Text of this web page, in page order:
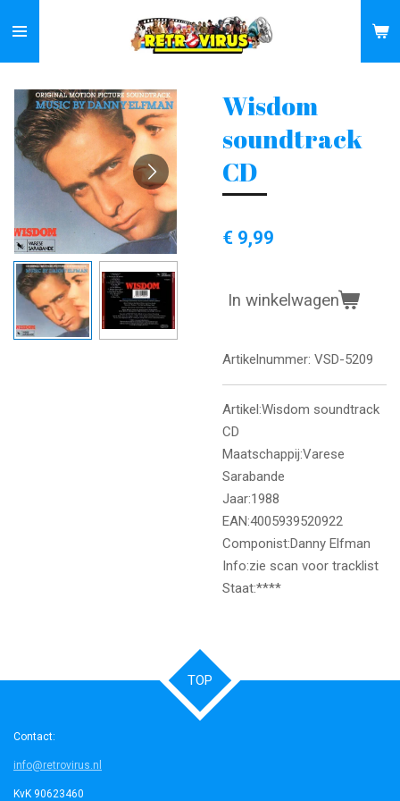
direct
naar
de
hoofdinhoud
Wisdom
soundtrack
CD
€ 9,99
In winkelwagen
Artikelnummer: VSD-5209
Artikel:Wisdom soundtrack
CD
Maatschappij:Varese
Sarabande
Jaar:1988
EAN:4005939520922
Componist:Danny Elfman
Info:zie scan voor tracklist
Staat:****
TOP
Contact:
info@retrovirus.nl
KvK 90623460